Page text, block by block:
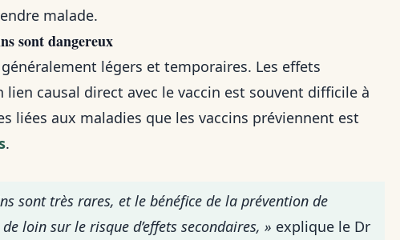
malade.
sont dangereux
légers et temporaires. Les effets
causal direct avec le vaccin est souvent difficile à
liées aux maladies que les vaccins préviennent est
.
sont très rares, et le bénéfice de la prévention de
de loin sur le risque d’effets secondaires, » explique le Dr